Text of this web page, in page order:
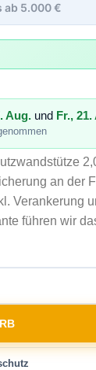
ab 5.000 €
Aug. und Fr.,
an der
Verankerung
führen wir